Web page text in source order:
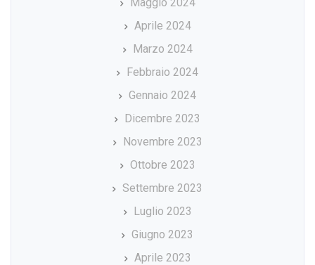
Aprile 2024
Marzo 2024
Febbraio 2024
Gennaio 2024
Dicembre 2023
Novembre 2023
Ottobre 2023
Settembre 2023
Luglio 2023
Giugno 2023
Aprile 2023